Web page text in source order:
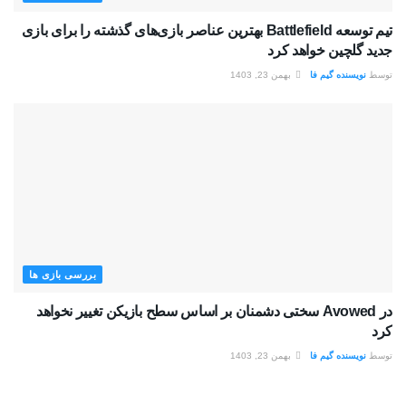
تیم توسعه Battlefield بهترین عناصر بازی‌های گذشته را برای بازی
جدید گلچین خواهد کرد
توسط نویسنده گیم فا بهمن 23, 1403
بررسی بازی ها
در Avowed سختی دشمنان بر اساس سطح بازیکن تغییر نخواهد
کرد
توسط نویسنده گیم فا بهمن 23, 1403